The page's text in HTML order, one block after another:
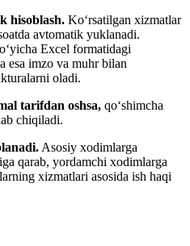
hisoblash. Ko‘rsatilgan xizmatlar
avtomatik yuklanadi.
Excel formatidagi
esa imzo va muhr bilan
oladi.
tarifdan oshsa, qo‘shimcha
chiqiladi.
Asosiy xodimlarga
qarab, yordamchi xodimlarga
xizmatlari asosida ish haqi